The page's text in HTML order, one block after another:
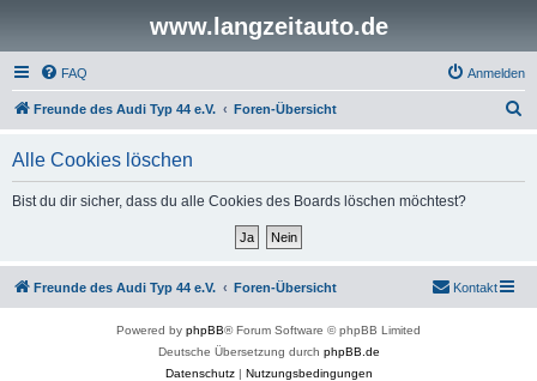
www.langzeitauto.de
FAQ Anmelden
Freunde des Audi Typ 44 e.V. Foren-Übersicht
Alle Cookies löschen
Bist du dir sicher, dass du alle Cookies des Boards löschen möchtest?
Freunde des Audi Typ 44 e.V. Foren-Übersicht Kontakt
Powered by phpBB® Forum Software © phpBB Limited
Deutsche Übersetzung durch phpBB.de
Datenschutz| Nutzungsbedingungen